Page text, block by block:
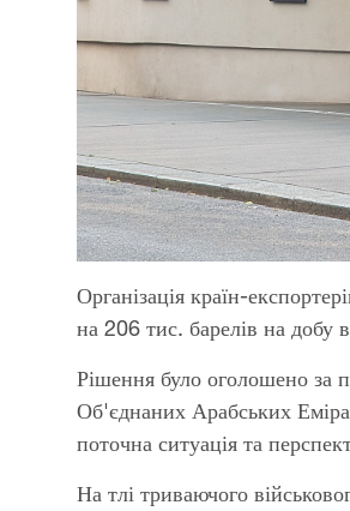
Організація країн-
на 206 тис. барелів на добу
Рішення було оголошено за
Об'єднаних Арабських
поточна ситуація та
На тлі триваючого